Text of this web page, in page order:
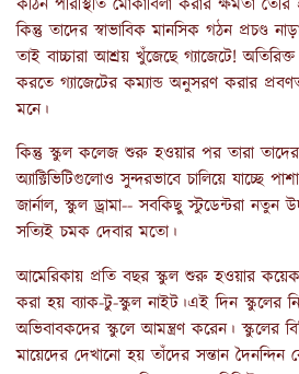
কিন্তু তাদের স্বাভাবিক মানসিক গঠন প্রচণ্ড
তাই বাচ্চারা আশ্রয় খুঁজেছে গ্যাজেটে!
করতে গ্যাজেটের কম্যান্ড অনুসরণ করার
মনে।
কিন্তু স্কুল কলেজ শুরু হওয়ার পর তারা তাদের
অ্যাক্টিভিটিগুলোও সুন্দরভাবে চালিয়ে যাচ্ছে
জার্নাল, স্কুল ড্রামা-- সবকিছু স্টুডেন্টরা
সত্যিই চমক দেবার মতো।
আমেরিকায় প্রতি বছর স্কুল শুরু হওয়ার
করা হয় ব্যাক-টু-স্কুল নাইট।এই দিন স্কুলের
অভিবাবকদের স্কুলে আমন্ত্রণ করেন। স্কুলের
মায়েদের দেখানো হয় তাঁদের সন্তান